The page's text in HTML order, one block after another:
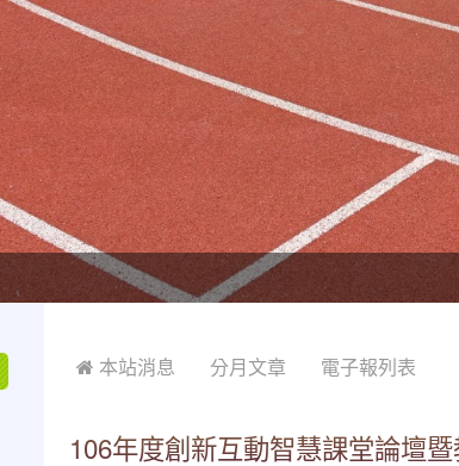
 本站消息 分月文章 電子報列表
106年度創新互動智慧課堂論壇